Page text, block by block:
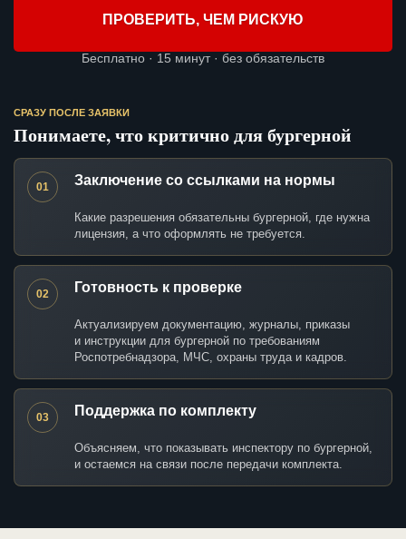
ПРОВЕРИТЬ, ЧЕМ РИСКУЮ
Бесплатно · 15 минут · без обязательств
СРАЗУ ПОСЛЕ ЗАЯВКИ
Понимаете, что критично для бургерной
01 Заключение со ссылками на нормы
Какие разрешения обязательны бургерной, где нужна
лицензия, а что оформлять не требуется.
02 Готовность к проверке
Актуализируем документацию, журналы, приказы
и инструкции для бургерной по требованиям
Роспотребнадзора, МЧС, охраны труда и кадров.
03 Поддержка по комплекту
Объясняем, что показывать инспектору по бургерной,
и остаемся на связи после передачи комплекта.